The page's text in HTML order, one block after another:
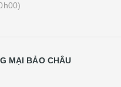
MẠI BẢO CHÂU